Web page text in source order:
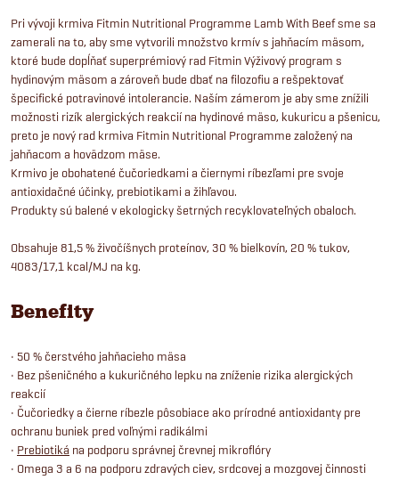
Pri vývoji krmiva Fitmin Nutritional Programme Lamb With Beef sme sa
zamerali na to, aby sme vytvorili množstvo krmív s jahňacím mäsom,
ktoré bude dopĺňať superprémiový rad Fitmin Výživový program s
hydinovým mäsom a zároveň bude dbať na filozofiu a rešpektovať
špecifické potravinové intolerancie. Naším zámerom je aby sme znížili
možnosti rizík alergických reakcií na hydinové mäso, kukuricu a pšenicu,
preto je nový rad krmiva Fitmin Nutritional Programme založený na
jahňacom a hovädzom mäse.
Krmivo je obohatené čučoriedkami a čiernymi ríbezľami pre svoje
antioxidačné účinky, prebiotikami a žihľavou.
Produkty sú balené v ekologicky šetrných recyklovateľných obaloch.
Obsahuje 81,5 % živočíšnych proteínov, 30 % bielkovín, 20 % tukov,
4083/17,1 kcal/MJ na kg.
Benefity
• 50 % čerstvého jahňacieho mäsa
• Bez pšeničného a kukuričného lepku na zníženie rizika alergických
reakcií
• Čučoriedky a čierne ríbezle pôsobiace ako prírodné antioxidanty pre
ochranu buniek pred voľnými radikálmi
• Prebiotiká na podporu správnej črevnej mikroflóry
• Omega 3 a 6 na podporu zdravých ciev, srdcovej a mozgovej činnosti